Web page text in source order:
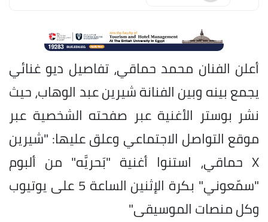
أعلن الفنان محمد حماقي، تفاصيل ديو غنائي
يجمع بينه وبين الفنانة شيرين عبد الوهاب، حيث
نشر بوستر الأغنية عبر صفحته الشخصية عبر
موقع التواصل الاجتماعي وعلق عليها: "شيرين
X حماقي، استنوا أغنية "بَحريَّه" من ألبوم
"سمّعوني" بكرة الإثنين الساعة 5 على يوتيوب
وكل منصات الموسيقى"